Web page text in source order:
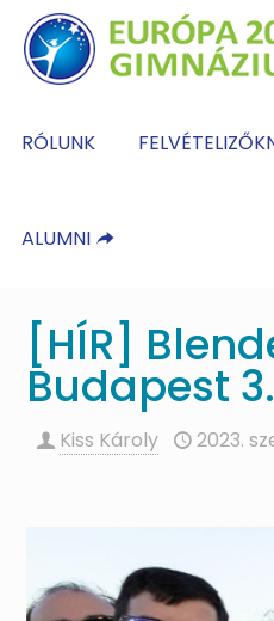
RÓLUNK
ALUMNI
[HÍR]
Budapest
Kiss Károly 2023.